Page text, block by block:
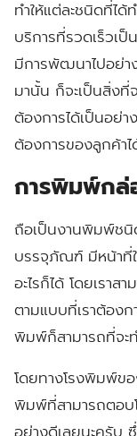
ทำให้แต่ละชนิดที่ได้
บริการที่รวดเร็วเ
มีการพัฒนาไปอย่า
มานั้น ก็จะเป็นสิ่งที่
ต้องการได้เป็นอย่
ต้องการของลูกค้า
การพิมพ์ก
ถือเป็นงานพิมพ์ชนิ
บรรจุภัณฑ์ มีหน้าที่
อะไรก็ได้ โดยเรา
ตามแบบที่เราต้องก
พิมพ์ก็สามารถที่จะ
โดยทางโรงพิมพ์ข
พิมพ์ที่สามารถตอบ
อย่างดีเลยนะครับ